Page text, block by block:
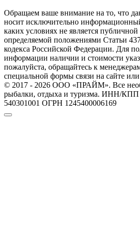
Обращаем ваше внимание на то, что
носит исключительно
каких условиях не является
определяемой положениями Статьи
кодекса Российской Федерации. Для
информации наличии и стоимости
пожалуйста, обращайтесь к
специальной формы связи на сайте
© 2017 - 2026 ООО «ПРАЙМ». Все
рыбалки, отдыха и туризма. ИНН/КПП
540301001 ОГРН 1245400006169